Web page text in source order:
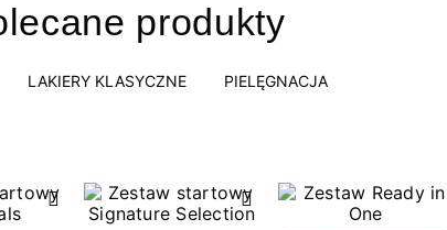
produkty
LAKIERY KLASYCZNE PIELĘGNACJA